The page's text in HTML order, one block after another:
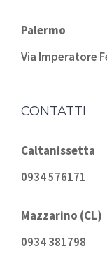
Palermo
Via Imperatore
CONTATTI
Caltanissetta
0934 576171
Mazzarino (CL)
0934 381798